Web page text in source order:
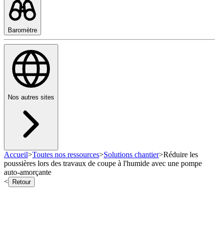
Baromètre
Nos autres sites
Accueil>Toutes nos ressources>Solutions chantier>Réduire les
poussières lors des travaux de coupe à l'humide avec une pompe
auto-amorçante
<
Retour